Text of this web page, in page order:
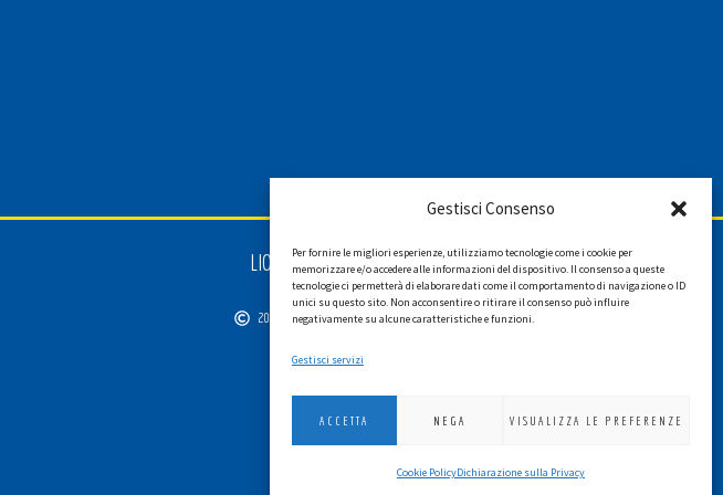
Gestisci Consenso
Per fornire le migliori esperienze, utilizziamo tecnologie come i cookie per
memorizzare e/o accedere alle informazioni del dispositivo. Il consenso a queste
tecnologie ci permetterà di elaborare dati come il comportamento di navigazione o ID
unici su questo sito. Non acconsentire o ritirare il consenso può influire
negativamente su alcune caratteristiche e funzioni.
Gestisci servizi
ACCETTA NEGA VISUALIZZA LE PREFERENZE
Cookie PolicyDichiarazione sulla Privacy
LIONS INTERNATIONAL DISTRETTO 108 TA 3
C.F. 94038690270
2026 SGI LAB SRL